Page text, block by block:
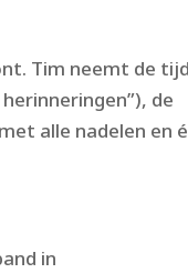
Tim neemt de
de
alle nadelen en
in